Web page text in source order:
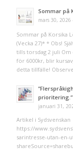
Sommar på
mars 30, 2026
Sommar på Korsika
(Vecka 27)* * Obs!
tills torsdag 2 juli Om
för 6000kr, blir
detta tillfälle!
prioritering.”
januari 31,
Artikel i Sydsvenskan
https://
sarintresse-utan-en-